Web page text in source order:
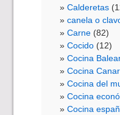
Calderetas
canela o
Carne (82)
Cocido (12)
Cocina
Cocina
Cocina del
Cocina
Cocina